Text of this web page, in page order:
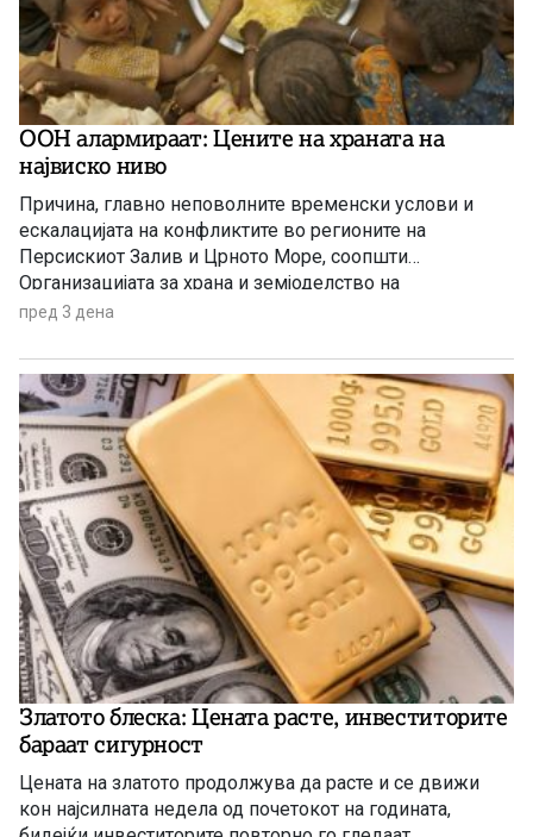
ООН алармираат: Цените на храната на
највиско ниво
Причина, главно неповолните временски услови и
ескалацијата на конфликтите во регионите на
Персискиот Залив и Црното Море, соопшти
Организацијата за храна и земјоделство на
Обединетите нации (ФАО).
пред 3 дена
Златото блеска: Цената расте, инвеститорите
бараат сигурност
Цената на златото продолжува да расте и се движи
кон најсилната недела од почетокот на годината,